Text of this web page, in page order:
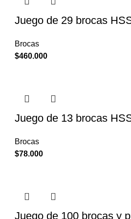
Juego de 29 brocas
Brocas
$460.000
Juego de 13 brocas
Brocas
$78.000
Juego de 100 brocas y